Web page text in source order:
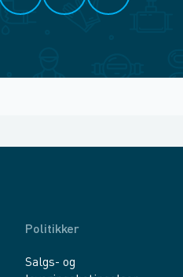
Politikker
Salgs- og